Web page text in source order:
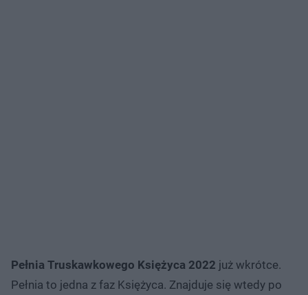
Pełnia Truskawkowego Księżyca 2022 już wkrótce.
Pełnia to jedna z faz Księżyca. Znajduje się wtedy po